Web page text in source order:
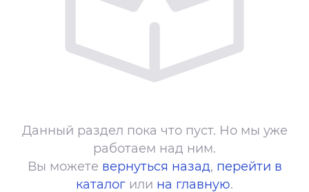
Данный раздел пока что пуст. Но мы уже
работаем над ним.
Вы можете вернуться назад, перейти в
каталог или на главную.